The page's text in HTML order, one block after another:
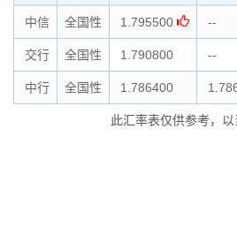
中信 全国性 1.795500 --
交行 全国性 1.790800 --
中行 全国性 1.786400
此汇率表仅供参考，